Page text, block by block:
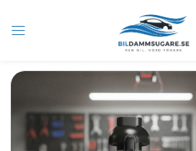
Logga in
Sign in with Google